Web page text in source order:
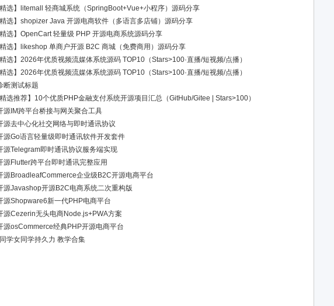
精选】litemall 轻商城系统（SpringBoot+Vue+小程序）源码分享
精选】shopizer Java 开源电商软件（多语言多店铺）源码分享
精选】OpenCart 轻量级 PHP 开源电商系统源码分享
精选】likeshop 单商户开源 B2C 商城（免费商用）源码分享
精选】2026年优质视频流媒体系统源码 TOP10（Stars>100·直播/短视频/点播）
精选】2026年优质视频流媒体系统源码 TOP10（Stars>100·直播/短视频/点播）
断测试标题
精选推荐】10个优质PHP金融支付系统开源项目汇总（GitHub/Gitee | Stars>100）
源IM跨平台桥接与网关聚合工具
源去中心化社交网络与即时通讯协议
源Go语言轻量级即时通讯软件开发套件
源Telegram即时通讯协议服务端实现
源Flutter跨平台即时通讯完整应用
源BroadleafCommerce企业级B2C开源电商平台
源Javashop开源B2C电商系统二次重构版
源Shopware6新一代PHP电商平台
源Cezerin无头电商Node.js+PWA方案
源osCommerce经典PHP开源电商平台
学女同学持久力 教学合集